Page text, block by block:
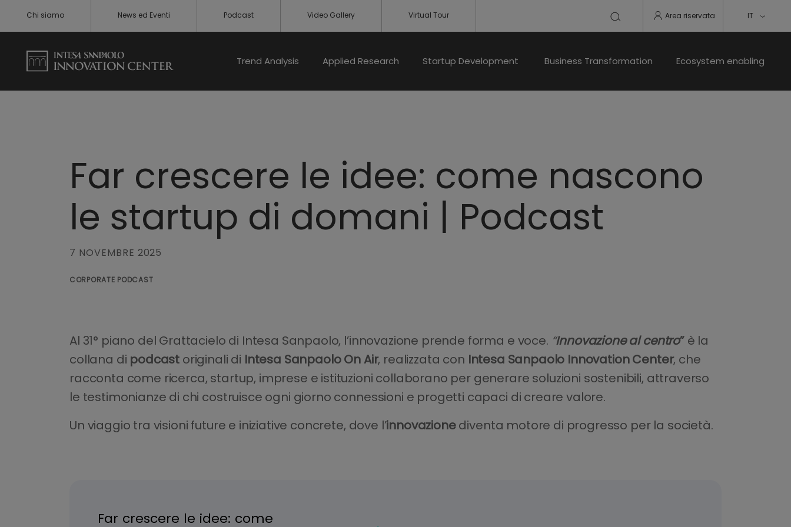
Chi siamo News ed Eventi Podcast Video Gallery Virtual Tour Area riservata IT
Trend Analysis Applied Research Startup Development Business Transformation Ecosystem enabling
Far crescere le idee: come nascono
le startup di domani | Podcast
7 NOVEMBRE 2025
CORPORATE PODCAST
Al 31° piano del Grattacielo di Intesa Sanpaolo, l’innovazione prende forma e voce. “Innovazione al centro” è la
collana di podcast originali di Intesa Sanpaolo On Air, realizzata con Intesa Sanpaolo Innovation Center, che
racconta come ricerca, startup, imprese e istituzioni collaborano per generare soluzioni sostenibili, attraverso
le testimonianze di chi costruisce ogni giorno connessioni e progetti capaci di creare valore.
Un viaggio tra visioni future e iniziative concrete, dove l’innovazionediventa motore di progresso per la società.